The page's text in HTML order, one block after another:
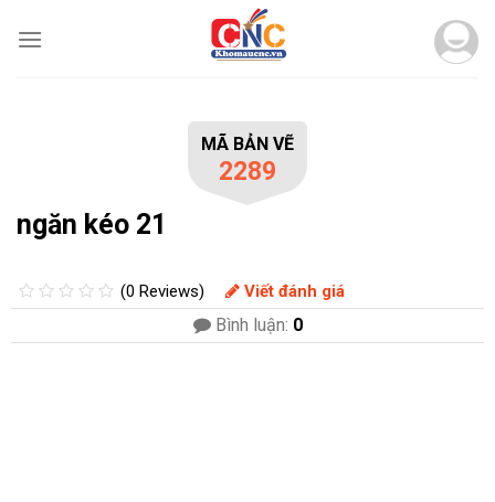
MÃ BẢN VẼ
2289
ngăn kéo 21
(0 Reviews) Viết đánh giá
Bình luận: 0